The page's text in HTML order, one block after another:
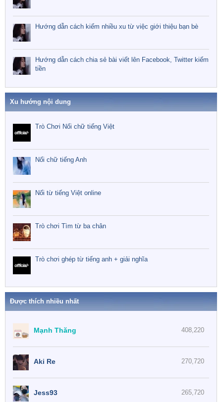
Hướng dẫn cách kiếm nhiều xu từ việc giới thiệu bạn bè
Hướng dẫn cách chia sẻ bài viết lên Facebook, Twitter kiếm
tiền
Xu hướng nội dung
Trò Chơi Nối chữ tiếng Việt
Nối chữ tiếng Anh
Nối từ tiếng Việt online
Trò chơi Tìm từ ba chân
Trò chơi ghép từ tiếng anh + giải nghĩa
Được thích nhiều nhất
408,220
Mạnh Thăng
270,720
Aki Re
265,720
Jess93